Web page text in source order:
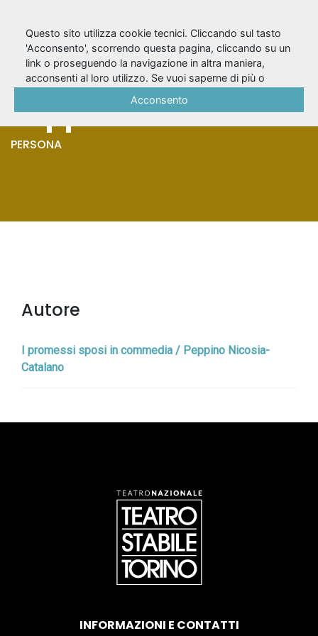
Nicosia-Catalano,
Peppino
PERSONA
Autore
I promessi sposi in commedia / Peppino Nicosia-
Catalano
INFORMAZIONI E CONTATTI
Questo sito utilizza cookie tecnici. Cliccando sul tasto
'Acconsento', scorrendo questa pagina, cliccando su un
link o proseguendo la navigazione in altra maniera,
acconsenti al loro utilizzo. Se vuoi saperne di più o
Acconsento